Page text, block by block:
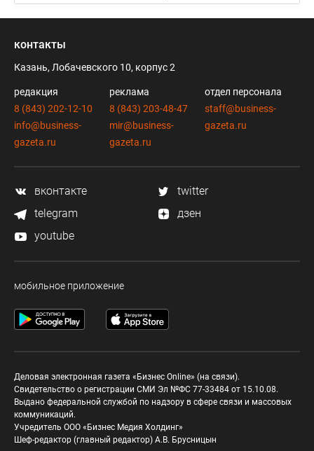
контакты
Казань, Лобачевского 10, корпус 2
редакция
8 (843) 202-12-10
info@business-
gazeta.ru
реклама
8 (843) 203-48-47
mir@business-
gazeta.ru
отдел персонала
staff@business-
gazeta.ru
вконтакте
twitter
telegram
дзен
youtube
мобильное приложение
Деловая электронная газета «Бизнес Online» (на связи).
Свидетельство о регистрации СМИ Эл №ФС 77-33484 от 15.10.08.
Выдано федеральной службой по надзору в сфере связи и массовых
коммуникаций.
Учредитель ООО «Бизнес Медия Холдинг»
Шеф-редактор (главный редактор) А.В. Брусницын